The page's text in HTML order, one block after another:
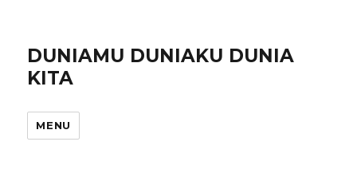
DUNIAMU DUNIAKU DUNIA
KITA
MENU